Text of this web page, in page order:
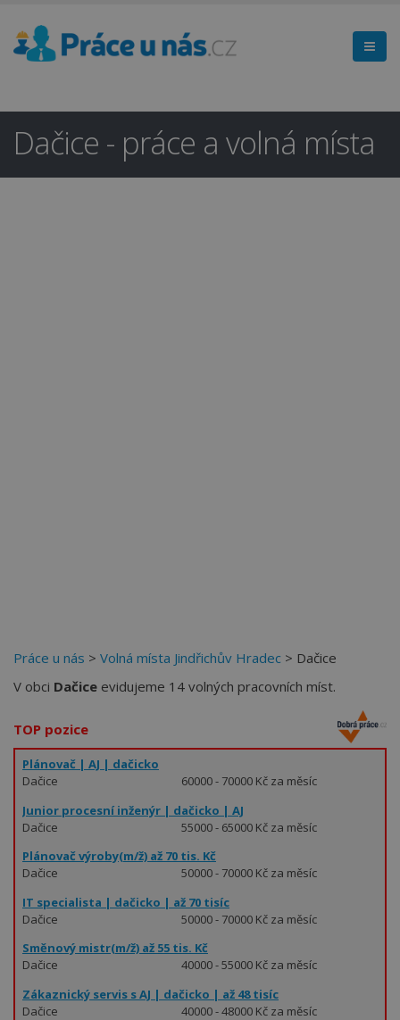
Dačice - práce a volná místa
Práce u nás > Volná místa Jindřichův Hradec > Dačice
V obci Dačice evidujeme 14 volných pracovních míst.
TOP pozice
Plánovač | AJ | dačicko
Dačice
60000 - 70000 Kč za měsíc
Junior procesní inženýr | dačicko | AJ
Dačice
55000 - 65000 Kč za měsíc
Plánovač výroby(m/ž) až 70 tis. Kč
Dačice
50000 - 70000 Kč za měsíc
IT specialista | dačicko | až 70 tisíc
Dačice
50000 - 70000 Kč za měsíc
Směnový mistr(m/ž) až 55 tis. Kč
Dačice
40000 - 55000 Kč za měsíc
Zákaznický servis s AJ | dačicko | až 48 tisíc
Dačice
40000 - 48000 Kč za měsíc